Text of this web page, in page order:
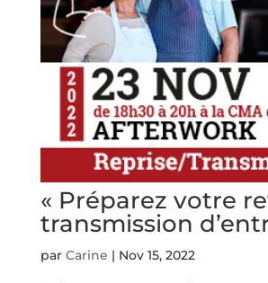
« Préparez votre
transmission
par Carine | Nov 15, 2022